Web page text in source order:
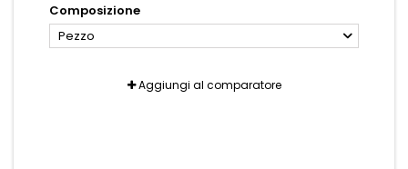
Composizione
Pezzo
Aggiungi al comparatore